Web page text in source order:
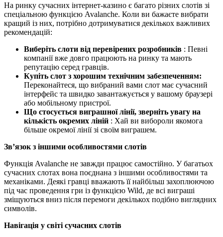
На ринку сучасних інтернет-казино є багато різних слотів зі
спеціальною функцією Avalanche. Коли ви бажаєте вибрати
кращий із них, потрібно дотримуватися декількох важливих
рекомендацій:
Виберіть слоти від перевірених розробників : Певні
компанії вже довго працюють на ринку та мають
репутацію серед гравців.
Купіть слот з хорошим технічним забезпеченням:
Переконайтеся, що вибраний вами слот має сучасний
інтерфейс та швидко завантажується у вашому браузері
або мобільному пристрої.
Що стосується виграшної лінії, зверніть увагу на
кількість окремих ліній : Хай ви вибороли якомога
більше окремої лінії зі своїм виграшем.
Зв’язок з іншими особливостями слотів
Функція Avalanche не завжди працює самостійно. У багатьох
сучасних слотах вона поєднана з іншими особливостями та
механіками. Деякі гравці вважають її найбільш захоплюючою
під час проведення гри із функцією Wild, де всі виграші
зміщуються вниз після перемоги декількох подібно виглядних
символів.
Навігація у світі сучасних слотів